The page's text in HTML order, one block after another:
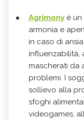
Agrimony è un
armonia e
in caso di
influenzabilità,
mascherati da
problemi. I
sollievo alla
sfoghi
videogames,